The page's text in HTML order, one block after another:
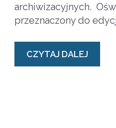
archiwizacyjnych.
przeznaczony do
CZYTAJ DALEJ